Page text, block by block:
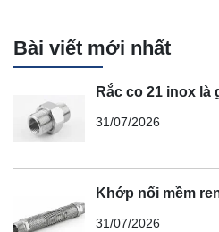
Bài viết mới nhất
Rắc co 21 inox là
31/07/2026
Khớp nối mềm
31/07/2026